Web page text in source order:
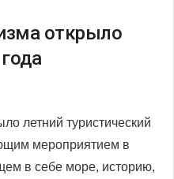
открыло
летний туристический
мероприятием в
в себе море, историю,